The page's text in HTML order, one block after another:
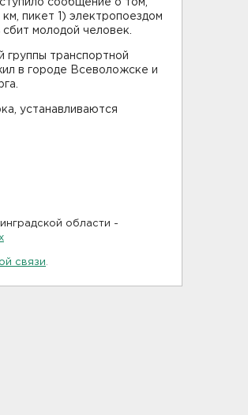
сообщение о том,
пикет 1) электропоездом
молодой человек.
группы транспортной
в городе Всеволожске и
устанавливаются
области -
связи